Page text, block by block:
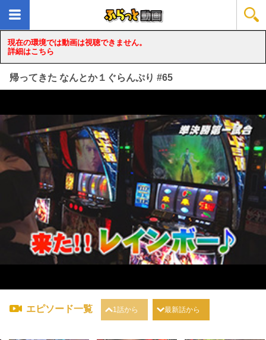
現在の環境では動画は視聴できません。
詳細はこちら
帰ってきた なんとか１ぐらんぷり #65
loading...
エピソード一覧 1話から 最新話から